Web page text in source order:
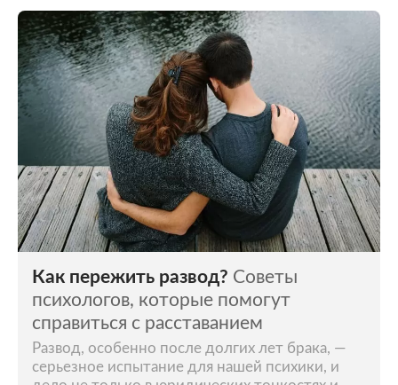
Как пережить развод? Советы
психологов, которые помогут
справиться с расставанием
Развод, особенно после долгих лет брака, —
серьезное испытание для нашей психики, и